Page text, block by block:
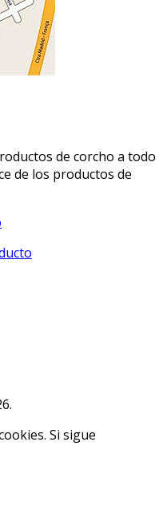
de corcho a todo
de los productos de
Si sigue